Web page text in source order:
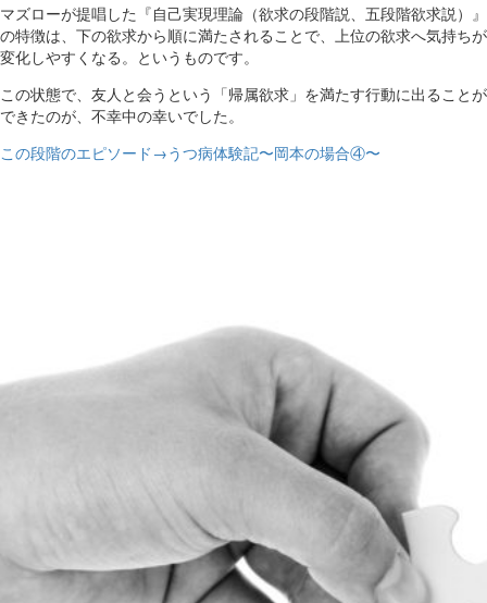
マズローが提唱した『自己実現理論（欲求の段階説、五段階欲求説）』
の特徴は、下の欲求から順に満たされることで、上位の欲求へ気持ちが
変化しやすくなる。というものです。
この状態で、友人と会うという「帰属欲求」を満たす行動に出ることが
できたのが、不幸中の幸いでした。
この段階のエピソード→うつ病体験記〜岡本の場合④〜